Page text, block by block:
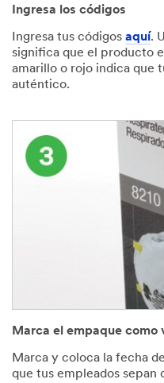
Ingresa los códigos
Ingresa tus códigos aquí.
significa que el producto
amarillo o rojo indica que
auténtico.
Marca el empaque como
Marca y coloca la fecha
que tus empleados sepan